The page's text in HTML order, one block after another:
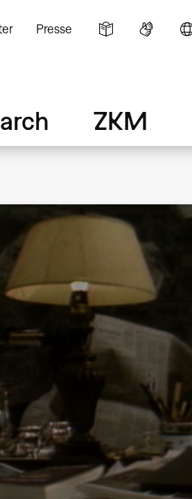
Presse
ZKM